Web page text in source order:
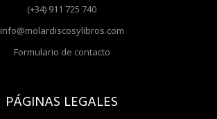
(+34) 911 725 740
info@molardiscosylibros.com
Formulario de contacto
PÁGINAS LEGALES